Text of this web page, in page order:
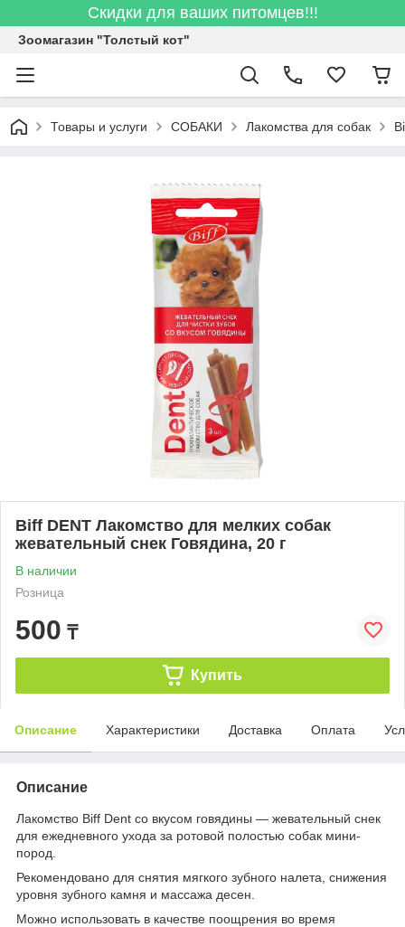
Скидки для ваших питомцев!!!
Зоомагазин "Толстый кот"
Товары и услуги СОБАКИ Лакомства для собак
Biff DENT Лакомство для мелких собак
жевательный снек Говядина, 20 г
В наличии
Розница
500 ₸
Купить
Описание Характеристики Доставка Оплата
Описание
Лакомство Biff Dent со вкусом говядины — жевательный снек
для ежедневного ухода за ротовой полостью собак мини-
пород.
Рекомендовано для снятия мягкого зубного налета, снижения
уровня зубного камня и массажа десен.
Можно использовать в качестве поощрения во время